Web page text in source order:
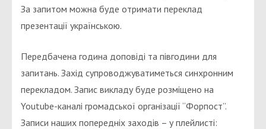
За запитом можна буде отримати переклад
презентації українською.
Передбачена година доповіді та півгодини для
запитань. Захід супроводжуватиметься синхронним
перекладом. Запис викладу буде розміщено на
Youtube-каналі громадської організації “Форпост”.
Записи наших попередніх заходів – у плейлисті: